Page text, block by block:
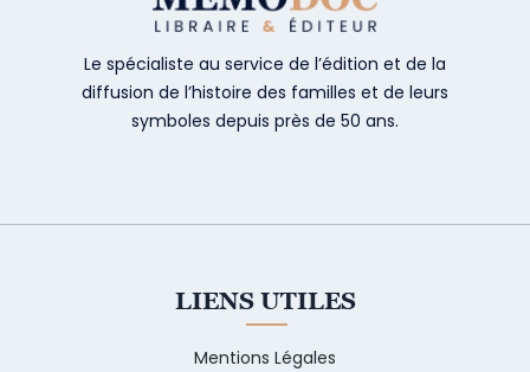
Le spécialiste au service de l’édition et de la
diffusion de l’histoire des familles et de leurs
symboles depuis près de 50 ans.
LIENS UTILES
Mentions Légales